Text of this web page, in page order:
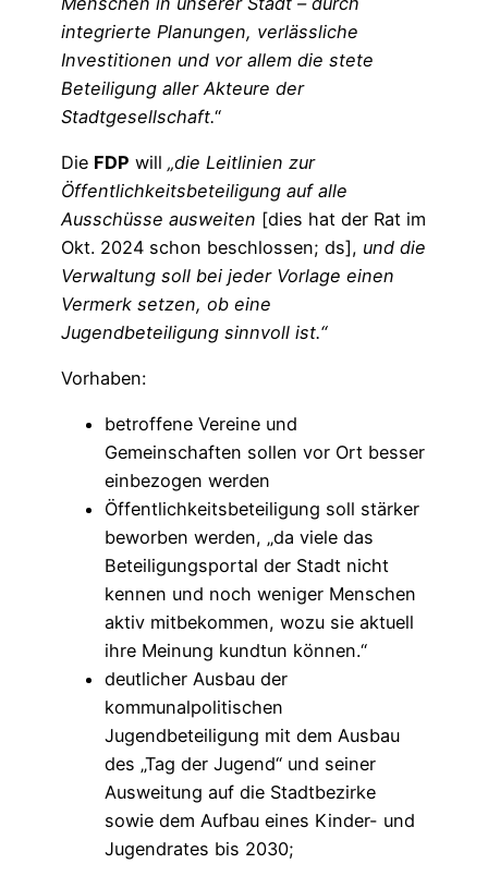
integrierte Planungen, verlässliche
Investitionen und vor allem die stete
Beteiligung aller Akteure der
Stadtgesellschaft.“
Die FDP will „die Leitlinien zur
Öffentlichkeitsbeteiligung auf alle
Ausschüsse ausweiten [dies hat der Rat im
Okt. 2024 schon beschlossen; ds], und die
Verwaltung soll bei jeder Vorlage einen
Vermerk setzen, ob eine
Jugendbeteiligung sinnvoll ist.“
Vorhaben:
betroffene Vereine und
Gemeinschaften sollen vor Ort besser
einbezogen werden
Öffentlichkeitsbeteiligung soll stärker
beworben werden, „da viele das
Beteiligungsportal der Stadt nicht
kennen und noch weniger Menschen
aktiv mitbekommen, wozu sie aktuell
ihre Meinung kundtun können.“
deutlicher Ausbau der
kommunalpolitischen
Jugendbeteiligung mit dem Ausbau
des „Tag der Jugend“ und seiner
Ausweitung auf die Stadtbezirke
sowie dem Aufbau eines Kinder- und
Jugendrates bis 2030;